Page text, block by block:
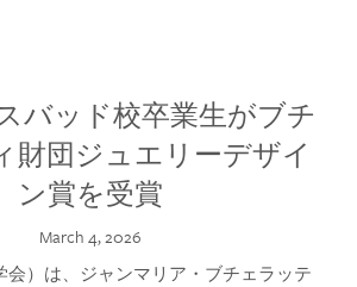
バッド校卒業生がブチ
財団ジュエリーデザイ
ン賞を受賞
March 4, 2026
会）は、ジャンマリア・ブチェラッテ